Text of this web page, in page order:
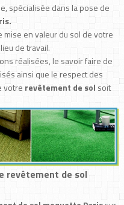
spécialisée dans la pose de
en valeur du sol de votre
de travail.
réalisées, le savoir faire de
ainsi que le respect des
votre revêtement de sol soit
revêtement de sol